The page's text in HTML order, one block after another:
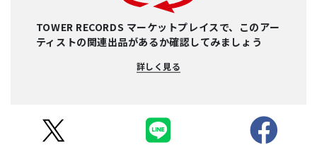
TOWER RECORDS マーケットプレイスで、このアー
ティストの関連出品があるか確認してみましょう
詳しく見る